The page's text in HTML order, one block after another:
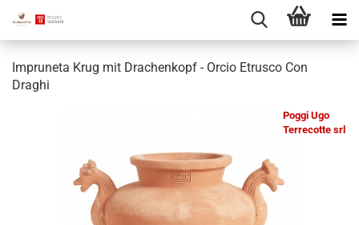
Impruneta Krug mit Drachenkopf - Orcio Etrusco Con
Draghi
Poggi Ugo
Terrecotte srl